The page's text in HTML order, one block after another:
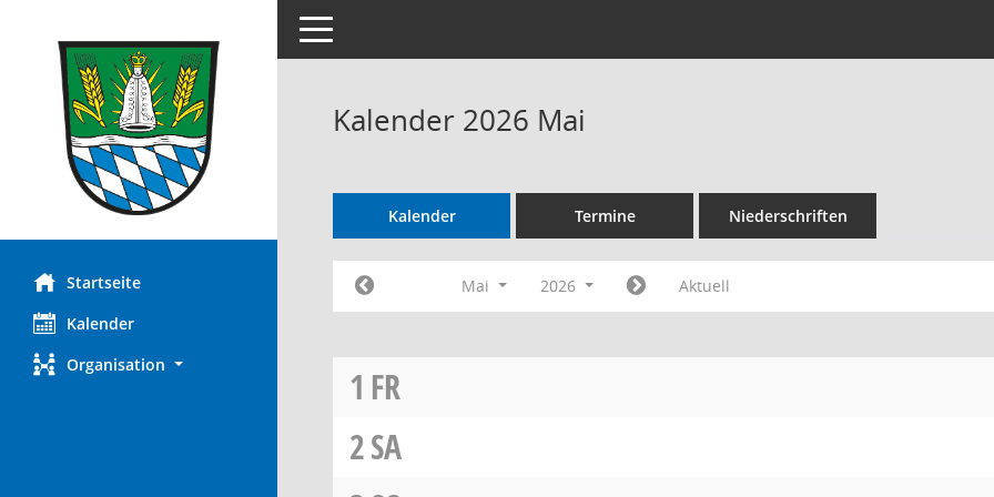
Startseite
Kalender
Organisation
Toggle navigation
Kalender 2026 Mai
Kalender Termine Niederschriften
Mai 2026 Aktuell
1 FR
2SA